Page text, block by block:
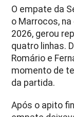
O empate da
o Marrocos,
2026, gerou
quatro linhas.
Romário e
momento de
da partida.
Após o apito